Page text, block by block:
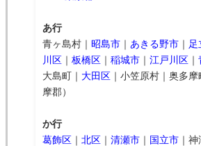
あ行
青ヶ島村｜ 昭島市｜ あきる野市｜ 足
川区｜ 板橋区｜ 稲城市｜ 江戸川区｜
大島町｜ 大田区｜小笠原村｜奥多摩
摩郡）
か行
葛飾区｜ 北区｜ 清瀬市｜ 国立市｜神